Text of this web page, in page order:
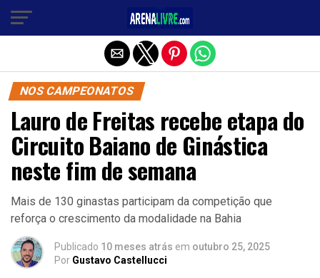
NOS CAMPEONATOS
Lauro de Freitas recebe etapa do
Circuito Baiano de Ginástica
neste fim de semana
Mais de 130 ginastas participam da competição que
reforça o crescimento da modalidade na Bahia
Publicado 10 meses atrás em outubro 25, 2025
Por Gustavo Castellucci
Sair da versão mobile